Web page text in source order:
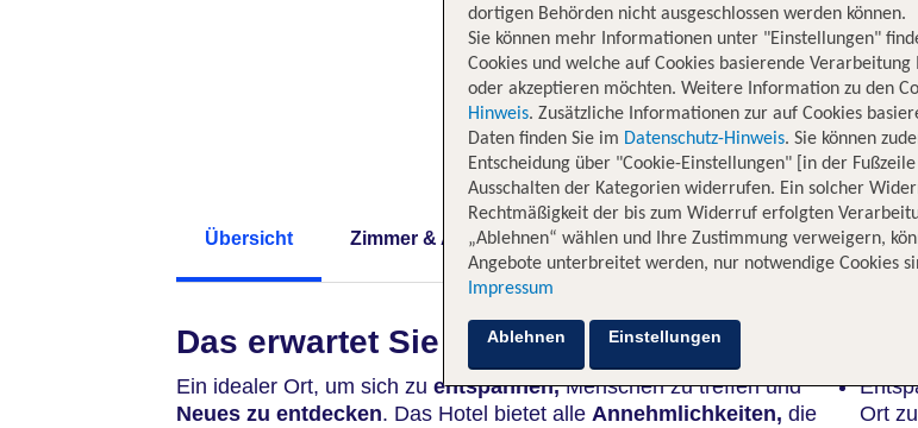
Übersicht Zimmer & Angebote Hotelinformationen Lage
Das erwartet Sie
Ein idealer Ort, um sich zu entspannen,Menschen zu treffen und
Neues zu entdecken. Das Hotel bietet alle Annehmlichkeiten, die
Ort
dortigen Behörden nicht ausgeschlossen werden können.
Sie können mehr Informationen unter "Einstellungen"
Cookies und welche auf Cookies basierende
oder akzeptieren möchten. Weitere Information zu den
Hinweis. Zusätzliche Informationen zur auf Cookies
Daten finden Sie im Datenschutz-Hinweis. Sie können
Entscheidung über "Cookie-Einstellungen" [in der
Ausschalten der Kategorien widerrufen. Ein solcher
Rechtmäßigkeit der bis zum Widerruf erfolgten
„Ablehnen“ wählen und Ihre Zustimmung verweigern,
Angebote unterbreitet werden, nur notwendige Cookies
Impressum
Ablehnen Einstellungen